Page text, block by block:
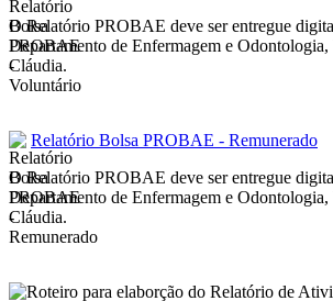
O Relatório PROBAE deve ser entregue
Departamento de Enfermagem e
Cláudia.
Relatório Bolsa PROBAE - Remunerado
O Relatório PROBAE deve ser entregue
Departamento de Enfermagem e
Cláudia.